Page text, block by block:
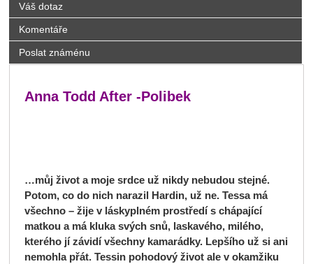
Váš dotaz
Komentáře
Poslat známénu
Anna Todd After -Polibek
…můj život a moje srdce už nikdy nebudou stejné.
Potom, co do nich narazil Hardin, už ne. Tessa má
všechno – žije v láskyplném prostředí s chápající
matkou a má kluka svých snů, laskavého, milého,
kterého jí závidí všechny kamarádky. Lepšího už si ani
nemohla přát. Tessin pohodový život ale v okamžiku